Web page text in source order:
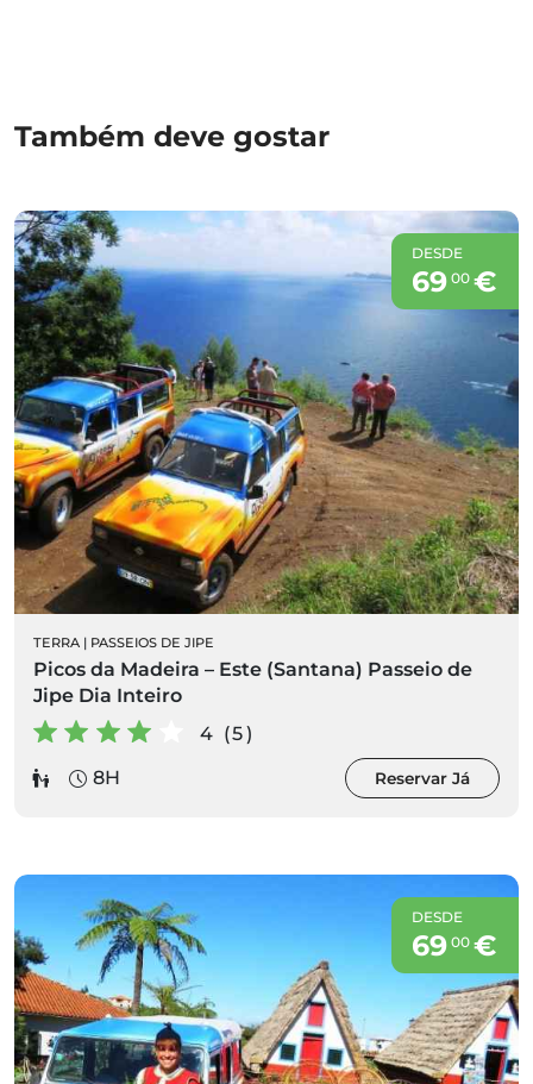
Também deve gostar
DESDE
69 00€
TERRA | PASSEIOS DE JIPE
Picos da Madeira – Este (Santana) Passeio de
Jipe Dia Inteiro
4 (5)
8H
Reservar Já
DESDE
69 00€